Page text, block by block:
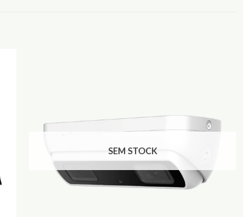
SEM STOCK